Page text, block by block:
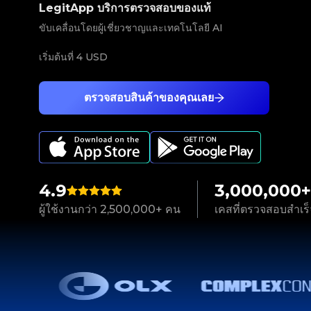
4.9
ผู้ใช้งานกว่า 2,500,000+ คน
3,000,000+
เคสที่ตรวจสอบสำเ
ตรวจสอบสินค้าของคุณเลย
LegitApp บริการตรวจสอบของแท้
ขับเคลื่อนโดยผู้เชี่ยวชาญและเทคโนโลยี AI
เริ่มต้นที่ 4 USD